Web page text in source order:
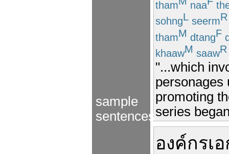
sample
sentences
tham
naa
sohngL seermR
thamM dtangF
khaawM saawR
"...which
personages
promoting
series
องค์กรเ